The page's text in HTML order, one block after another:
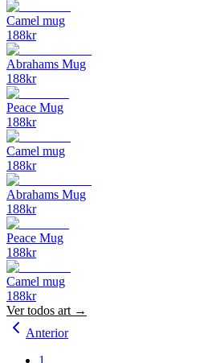
Camel mug
188kr
Abrahams Mug
188kr
Peace Mug
188kr
Camel mug
188kr
Abrahams Mug
188kr
Peace Mug
188kr
Camel mug
188kr
Ver todos art →
Anterior
1